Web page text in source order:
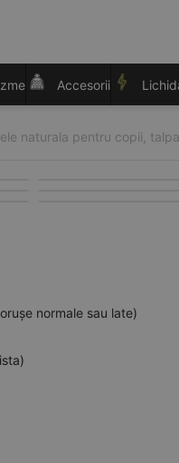
Accesorii
naturala pentru copii,
normale sau late)